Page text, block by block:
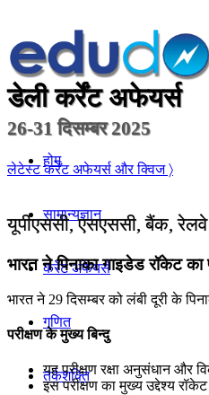
होम
सामान्यज्ञान
करेंट अफेयर्स
गणित
तर्कशक्ति
डेली कर्रेंट अफेयर्स
26-31 दिसम्बर 2025
लेटेस्ट कर्रेंट अफेयर्स और क्विज 〉
यूपीएससी, एसएससी, बैंक, रेलवे
भारत ने पिनाका गाइडेड रॉकेट
भारत ने 29 दिसम्बर को लंबी दूरी के
परीक्षण के मुख्य बिन्दु
यह परीक्षण रक्षा अनुसंधान और
इस परीक्षण का मुख्य उद्देश्य